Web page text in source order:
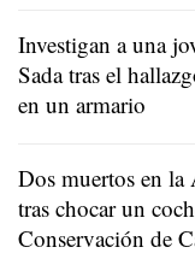
Investigan a una
Sada tras el
en un armario
Dos muertos en
tras chocar un
Conservación de